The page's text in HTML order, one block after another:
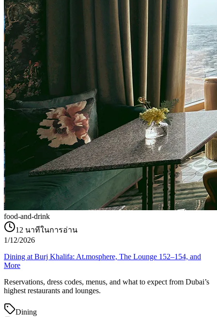
food-and-drink
12 นาทีในการอ่าน
1/12/2026
Dining at Burj Khalifa: At.mosphere, The Lounge 152–154, and
More
Reservations, dress codes, menus, and what to expect from Dubai’s
highest restaurants and lounges.
Dining